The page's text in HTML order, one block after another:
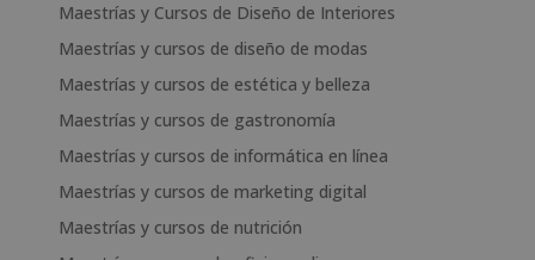
Maestrías y Cursos de Diseño de Interiores
Maestrías y cursos de diseño de modas
Maestrías y cursos de estética y belleza
Maestrías y cursos de gastronomía
Maestrías y cursos de informática en línea
Maestrías y cursos de marketing digital
Maestrías y cursos de nutrición